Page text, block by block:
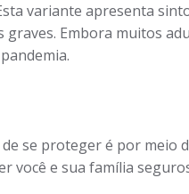
variante apresenta
Embora muitos
se proteger é por meio
você e sua família